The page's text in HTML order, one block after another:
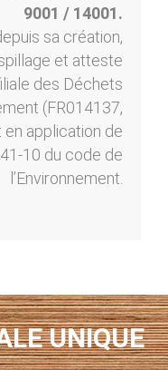
9001 / 14001.
sa création,
et atteste
des Déchets
(FR014137,
en application de
10 du code de
l’Environnement.
UNIQUE